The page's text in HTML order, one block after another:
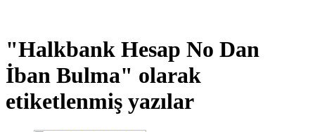
"Halkbank Hesap No Dan
İban Bulma" olarak
etiketlenmiş yazılar